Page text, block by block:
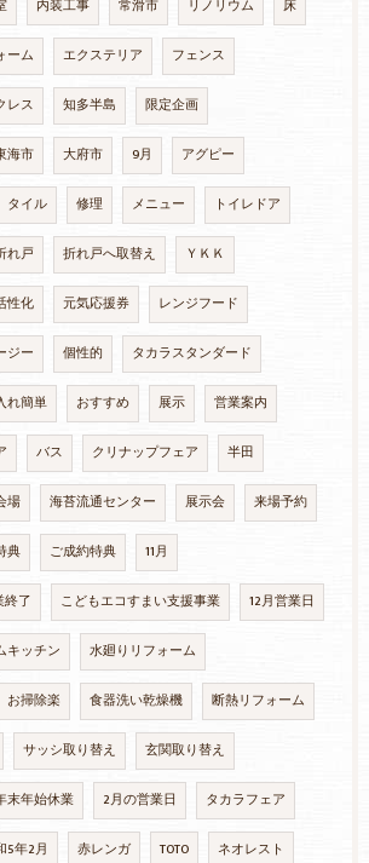
内装工事 常滑市 リノリウム 床
ーム エクステリア フェンス
レス 知多半島 限定企画
海市 大府市 9月 アグピー
タイル 修理 メニュー トイレドア
れ戸 折れ戸へ取替え ＹＫＫ
性化 元気応援券 レンジフード
ジー 個性的 タカラスタンダード
れ簡単 おすすめ 展示 営業案内
バス クリナップフェア 半田
場 海苔流通センター 展示会 来場予約
典 ご成約特典 11月
終了 こどもエコすまい支援事業 12月営業日
キッチン 水廻りリフォーム
お掃除楽 食器洗い乾燥機 断熱リフォーム
サッシ取り替え 玄関取り替え
末年始休業 2月の営業日 タカラフェア
5年2月 赤レンガ TOTO ネオレスト